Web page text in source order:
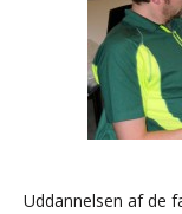
Uddannelsen af de